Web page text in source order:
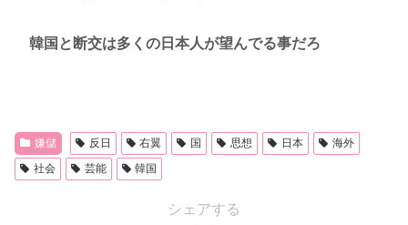
韓国と断交は多くの日本人が望んでる事だろ
嫌儲 反日 右翼 国 思想 日本
海外
社会
芸能 韓国
シェアする